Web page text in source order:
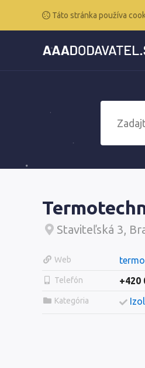
Táto stránka používa
Staviteľská 3,
Web
Telefón +420
Kategória